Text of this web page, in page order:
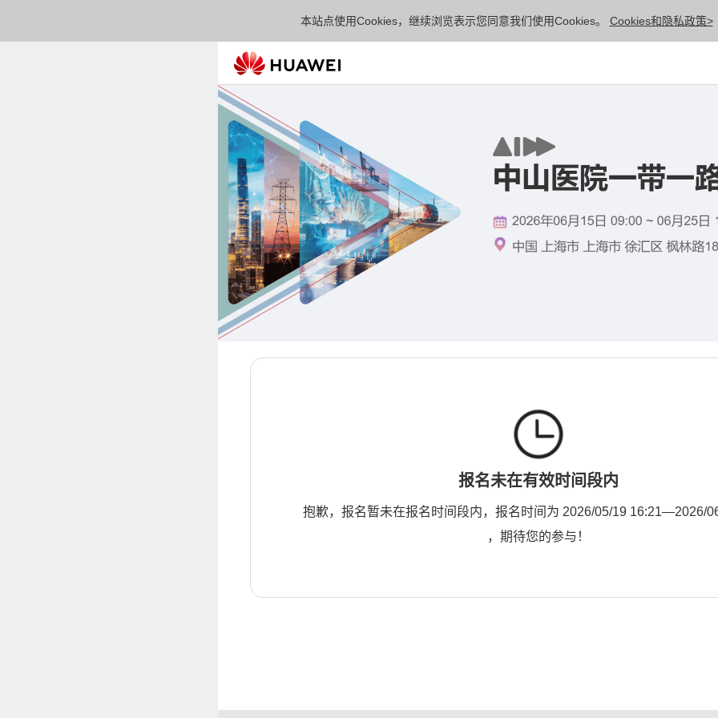
本站点使用Cookies，继续浏览表示您同意我们使用Cookies。 Cookies和隐私政策>
报名未在有效时间段内
抱歉，报名暂未在报名时间段内，报名时间为 2026/05/19 16:21—2026/
，期待您的参与！